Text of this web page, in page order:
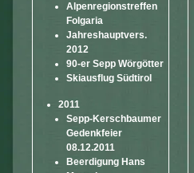
Alpenregionstreffen
Folgaria
Jahreshauptvers.
2012
90-er Sepp Wörgötter
Skiausflug Südtirol
2011
Sepp-Kerschbaumer
Gedenkfeier
08.12.2011
Beerdigung Hans